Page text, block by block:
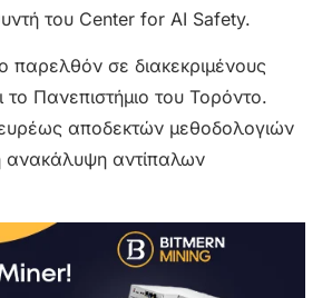
του Center for AI Safety.
παρελθόν σε διακεκριμένους
Πανεπιστήμιο του Τορόντο.
αποδεκτών μεθοδολογιών
ανακάλυψη αντίπαλων